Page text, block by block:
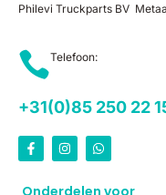
Philevi Truckparts BV
Telefoon:
+31(0)85 250 22